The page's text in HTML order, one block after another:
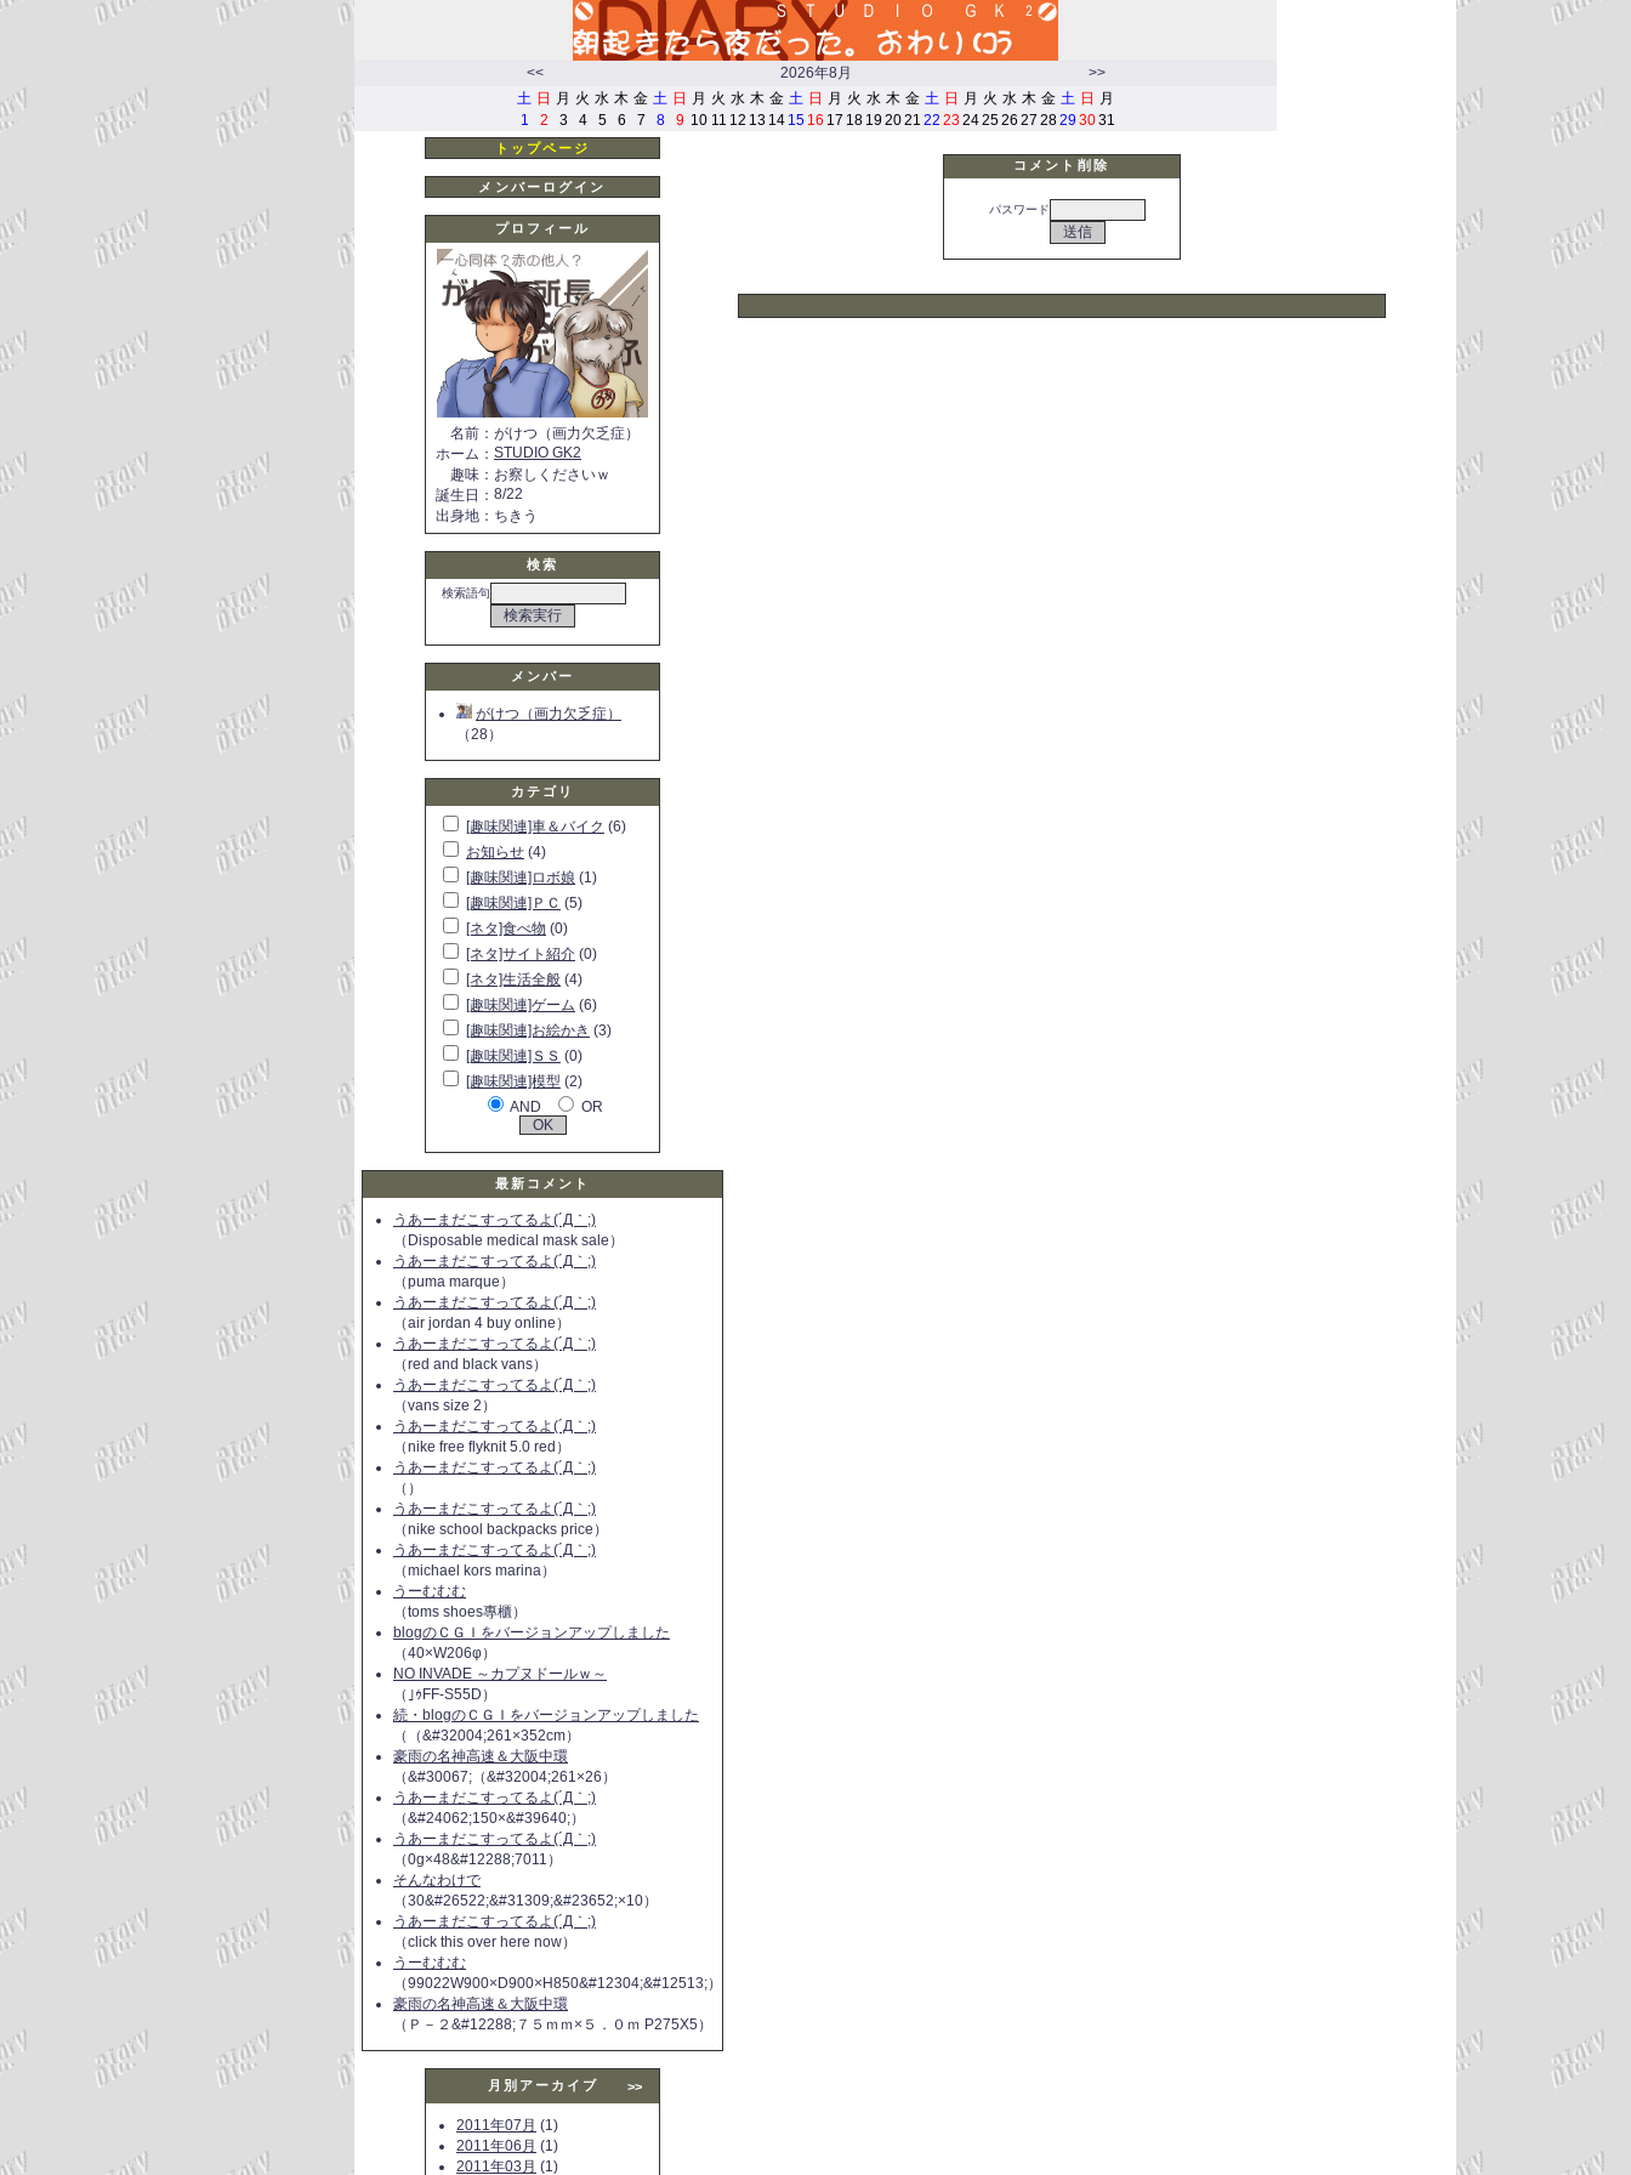
<< 2026年8月
>>
土 日 月 火 水 木 金 土 日 月 火 水 木 金 土 日 月 火 水 木 金 土 日 月 火 水 木 金 土 日
月
1
2 3 4 5 6 7 8 9 10 11 12 13 14 15 16 17 18 19 2021 22 23 242526 27 2829 3031
トップページ
メンバーログイン
プロフィール
名前 ： がけつ（画力欠乏症）
ホーム ： STUDIO GK2
趣味 ： お察しくださいｗ
誕生日 ： 8/22
出身地 ： ちきう
検索
検索語句
メンバー
がけつ（画力欠乏症）
（28）
カテゴリ
[趣味関連]車＆バイク (6)
お知らせ (4)
[趣味関連]ロボ娘 (1)
[趣味関連]ＰＣ (5)
[ネタ]食べ物 (0)
[ネタ]サイト紹介 (0)
[ネタ]生活全般 (4)
[趣味関連]ゲーム (6)
[趣味関連]お絵かき (3)
[趣味関連]ＳＳ (0)
[趣味関連]模型 (2)
AND
OR
最新コメント
うあーまだこすってるよ(´Д｀;)
（Disposable medical mask sale）
うあーまだこすってるよ(´Д｀;)
（puma marque）
うあーまだこすってるよ(´Д｀;)
（air jordan 4 buy online）
うあーまだこすってるよ(´Д｀;)
（red and black vans）
うあーまだこすってるよ(´Д｀;)
（vans size 2）
うあーまだこすってるよ(´Д｀;)
（nike free flyknit 5.0 red）
うあーまだこすってるよ(´Д｀;)
（）
うあーまだこすってるよ(´Д｀;)
（nike school backpacks price）
うあーまだこすってるよ(´Д｀;)
（michael kors marina）
うーむむむ
（toms shoes專櫃）
blogのＣＧＩをバージョンアップしました
（40×W206φ）
NO INVADE ～カプヌドールｗ～
（｣ｩFF-S55D）
続・blogのＣＧＩをバージョンアップしました
（（&#32004;261×352cm）
豪雨の名神高速＆大阪中環
（&#30067;（&#32004;261×26）
うあーまだこすってるよ(´Д｀;)
（&#24062;150×&#39640;）
うあーまだこすってるよ(´Д｀;)
（0g×48&#12288;7011）
そんなわけで
（30&#26522;&#31309;&#23652;×10）
うあーまだこすってるよ(´Д｀;)
（click this over here now）
うーむむむ
（99022W900×D900×H850&#12304;&#12513;）
豪雨の名神高速＆大阪中環
（Ｐ－２&#12288;７５ｍｍ×５．０ｍ P275X5）
月別アーカイブ >>
2011年07月 (1)
2011年06月 (1)
2011年03月 (1)
コメント削除
パスワード